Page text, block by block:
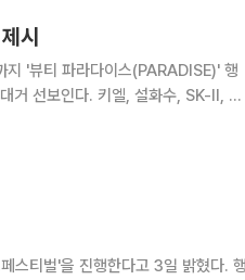
시
지 '뷰티 파라다이스(PARADISE)' 행
, 설화수, SK-ll, 프
티벌'을 진행한다고 3일 밝혔다. 행